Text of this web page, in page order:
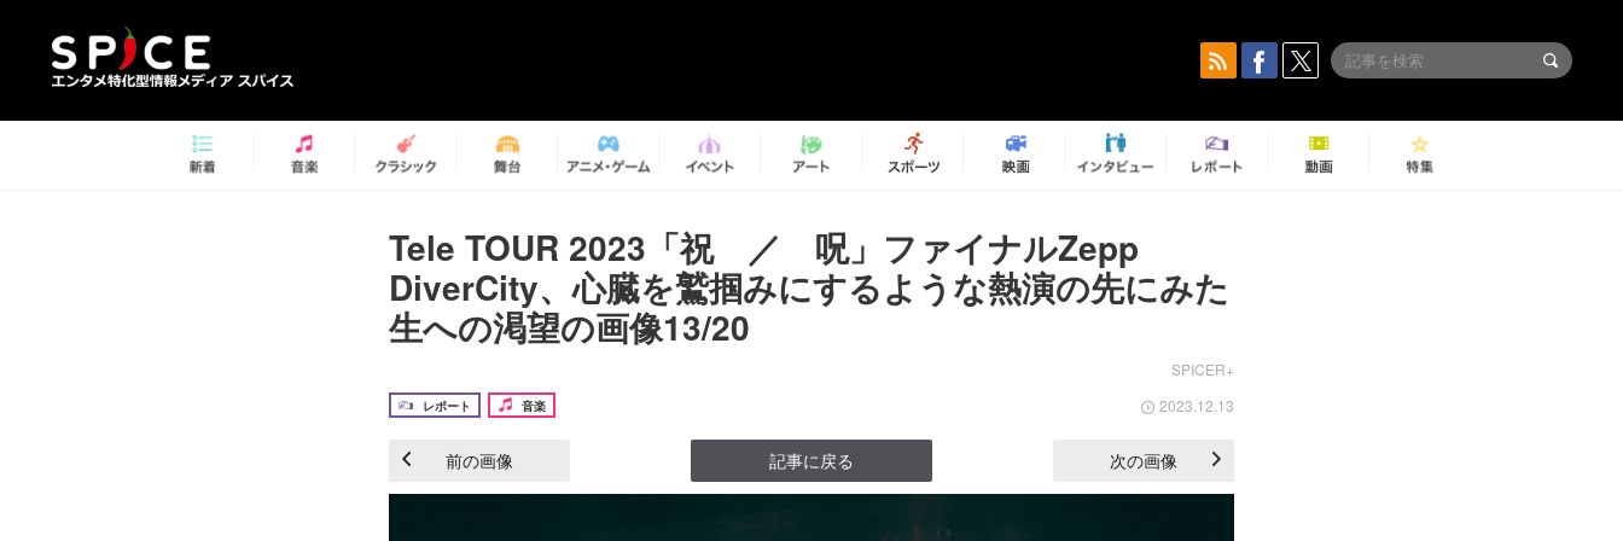
Tele TOUR 2023「祝 ／ 呪」ファイナルZepp
DiverCity、心臓を鷲掴みにするような熱演の先にみた
生への渇望の画像13/20
SPICER+
レポート 音楽 2023.12.13
前の画像 記事に戻る 次の画像